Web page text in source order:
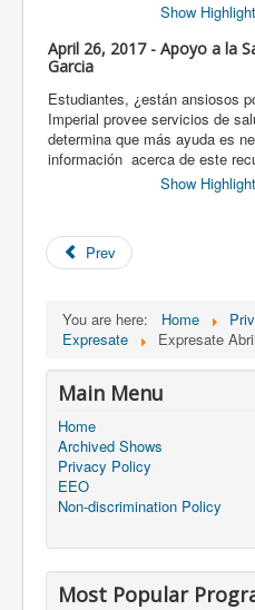
Show
April 26, 2017 - Apoyo a la
Garcia
Estudiantes, ¿están ansiosos
Imperial provee servicios de
determina que más ayuda es
información acerca de este
Show
Prev
You are here: Home
Expresate
Expresate
Main Menu
Home
Archived Shows
Privacy Policy
EEO
Non-discrimination Policy
Most Popular